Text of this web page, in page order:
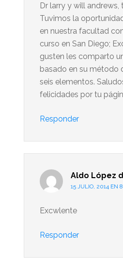
Dr larry y will
Tuvimos la
en nuestra facultad
curso en San Diego;
gusten les comparto
basado en su método
seis elementos.
felicidades por tu
Responder
Aldo López
15 JULIO, 2014 EN
Excwlente
Responder